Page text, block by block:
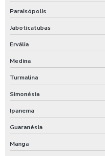
Timer de chuveiro com pix
Timer para ducha de praia
Valor para higienização automotiva
Paraisópolis
Jaboticatubas
Ervália
Medina
Turmalina
Simonésia
Ipanema
Guaranésia
Manga